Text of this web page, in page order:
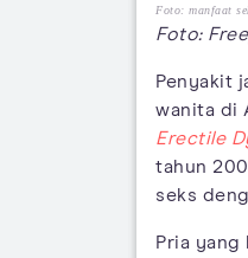
Foto: manfaat
Foto:
Penyakit
wanita di
Erectile
tahun
seks
Pria